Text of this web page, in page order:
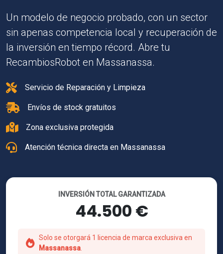
Un modelo de negocio probado, con un sector
sin apenas competencia local y recuperación de
la inversión en tiempo récord. Abre tu
RecambiosRobot en Massanassa.
Servicio de Reparación y Limpieza
Envíos de stock gratuitos
Zona exclusiva protegida
Atención técnica directa en Massanassa
INVERSIÓN TOTAL GARANTIZADA
44.500 €
Solo se otorgará 1 licencia de marca exclusiva en
Massanassa